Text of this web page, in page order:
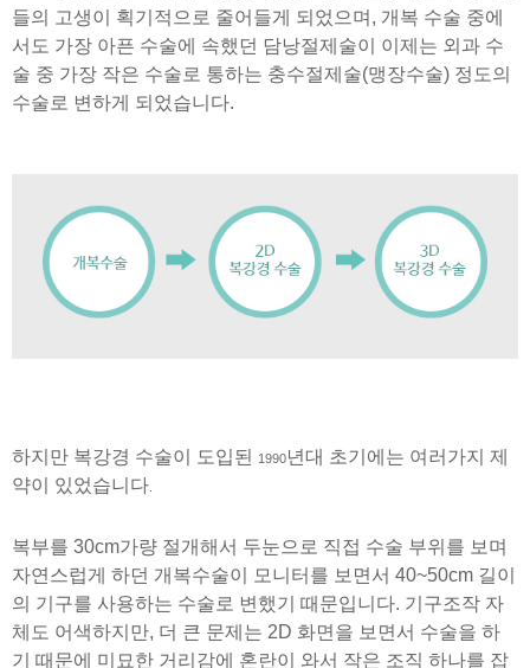
들의 고생이 획기적으로 줄어들게 되었으며, 개복 수술 중에
서도 가장 아픈 수술에 속했던 담낭절제술이 이제는 외과 수
술 중 가장 작은 수술로 통하는 충수절제술(맹장수술) 정도의
수술로 변하게 되었습니다.
하지만 복강경 수술이 도입된 1990년대 초기에는 여러가지 제
약이 있었습니다
복부를 30cm가량 절개해서 두눈으로 직접 수술 부위를 보며
자연스럽게 하던 개복수술이 모니터를 보면서 40~50cm 길이
의 기구를 사용하는 수술로 변했기 때문입니다. 기구조작 자
체도 어색하지만, 더 큰 문제는 2D 화면을 보면서 수술을 하
기 때문에 미묘한 거리감에 혼란이 와서 작은 조직 하나를 잡